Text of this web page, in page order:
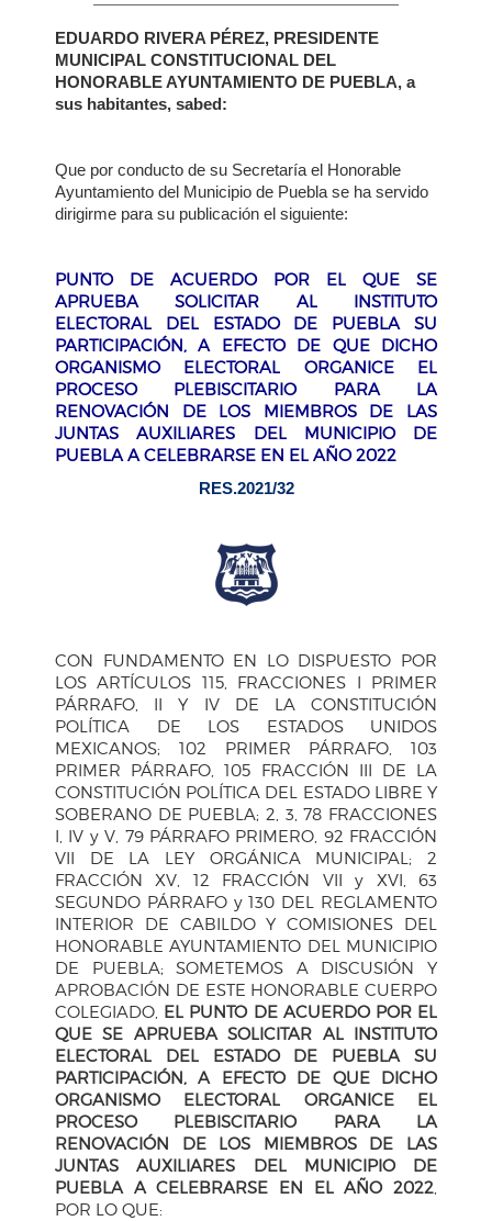
EDUARDO RIVERA PÉREZ, PRESIDENTE
MUNICIPAL CONSTITUCIONAL DEL
HONORABLE AYUNTAMIENTO DE PUEBLA, a
sus habitantes, sabed:
Que por conducto de su Secretaría el Honorable
Ayuntamiento del Municipio de Puebla se ha servido
dirigirme para su publicación el siguiente:
PUNTO DE ACUERDO POR EL QUE SE
APRUEBA SOLICITAR AL INSTITUTO
ELECTORAL DEL ESTADO DE PUEBLA SU
PARTICIPACIÓN, A EFECTO DE QUE DICHO
ORGANISMO ELECTORAL ORGANICE EL
PROCESO PLEBISCITARIO PARA LA
RENOVACIÓN DE LOS MIEMBROS DE LAS
JUNTAS AUXILIARES DEL MUNICIPIO DE
PUEBLA A CELEBRARSE EN EL AÑO 2022
RES.2021/32
CON FUNDAMENTO EN LO DISPUESTO POR
LOS ARTÍCULOS 115, FRACCIONES I PRIMER
PÁRRAFO, II Y IV DE LA CONSTITUCIÓN
POLÍTICA DE LOS ESTADOS UNIDOS
MEXICANOS; 102 PRIMER PÁRRAFO, 103
PRIMER PÁRRAFO, 105 FRACCIÓN III DE LA
CONSTITUCIÓN POLÍTICA DEL ESTADO LIBRE Y
SOBERANO DE PUEBLA; 2, 3, 78 FRACCIONES
I, IV y V, 79 PÁRRAFO PRIMERO, 92 FRACCIÓN
VII DE LA LEY ORGÁNICA MUNICIPAL; 2
FRACCIÓN XV, 12 FRACCIÓN VII y XVI, 63
SEGUNDO PÁRRAFO y 130 DEL REGLAMENTO
INTERIOR DE CABILDO Y COMISIONES DEL
HONORABLE AYUNTAMIENTO DEL MUNICIPIO
DE PUEBLA; SOMETEMOS A DISCUSIÓN Y
APROBACIÓN DE ESTE HONORABLE CUERPO
COLEGIADO, EL PUNTO DE ACUERDO POR EL
QUE SE APRUEBA SOLICITAR AL INSTITUTO
ELECTORAL DEL ESTADO DE PUEBLA SU
PARTICIPACIÓN, A EFECTO DE QUE DICHO
ORGANISMO ELECTORAL ORGANICE EL
PROCESO PLEBISCITARIO PARA LA
RENOVACIÓN DE LOS MIEMBROS DE LAS
JUNTAS AUXILIARES DEL MUNICIPIO DE
PUEBLA A CELEBRARSE EN EL AÑO 2022
POR LO QUE: